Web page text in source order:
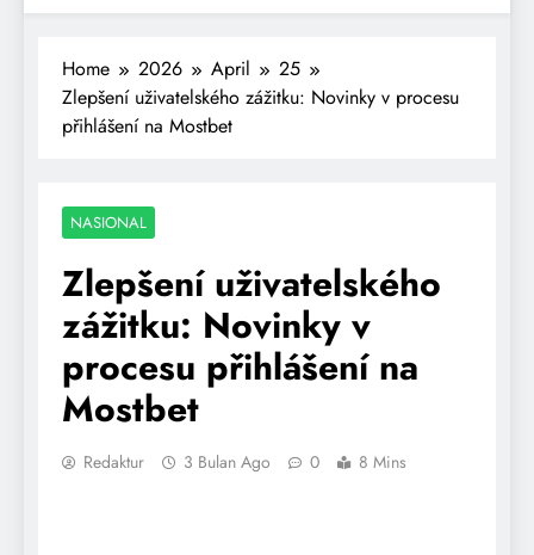
Home 2026 April
25
Zlepšení uživatelského zážitku: Novinky v procesu
přihlášení na Mostbet
NASIONAL
Zlepšení uživatelského
zážitku: Novinky v
procesu přihlášení na
Mostbet
Redaktur 3 Bulan Ago 0 8 Mins